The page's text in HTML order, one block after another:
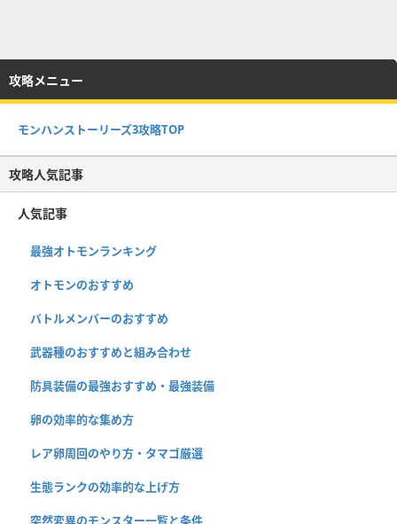
攻略メニュー
モンハンストーリーズ3攻略TOP
攻略人気記事
人気記事
最強オトモンランキング
オトモンのおすすめ
バトルメンバーのおすすめ
武器種のおすすめと組み合わせ
防具装備の最強おすすめ・最強装備
卵の効率的な集め方
レア卵周回のやり方・タマゴ厳選
生態ランクの効率的な上げ方
突然変異のモンスター一覧と条件